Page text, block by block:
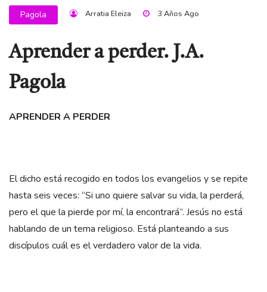
Pagola Arratia Eleiza 3 Años Ago
Aprender a perder. J.A.
Pagola
APRENDER A PERDER
El dicho está recogido en todos los evangelios y se repite
hasta seis veces: “Si uno quiere salvar su vida, la perderá,
pero el que la pierde por mí, la encontrará”. Jesús no está
hablando de un tema religioso. Está planteando a sus
discípulos cuál es el verdadero valor de la vida.